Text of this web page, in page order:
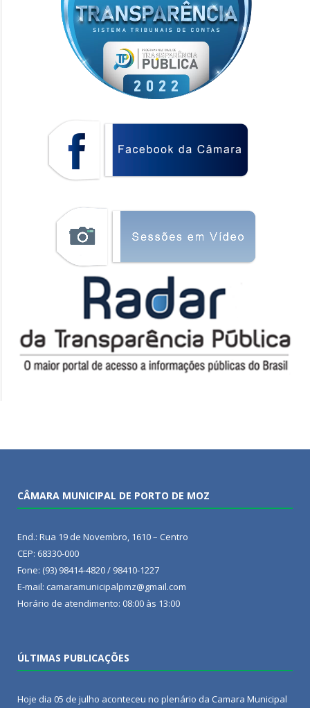
CÂMARA MUNICIPAL DE PORTO DE MOZ
End.: Rua 19 de Novembro, 1610 – Centro
CEP: 68330-000
Fone: (93) 98414-4820 / 98410-1227
E-mail: camaramunicipalpmz@gmail.com
Horário de atendimento: 08:00 às 13:00
ÚLTIMAS PUBLICAÇÕES
Hoje dia 05 de julho aconteceu no plenário da Camara Municipal